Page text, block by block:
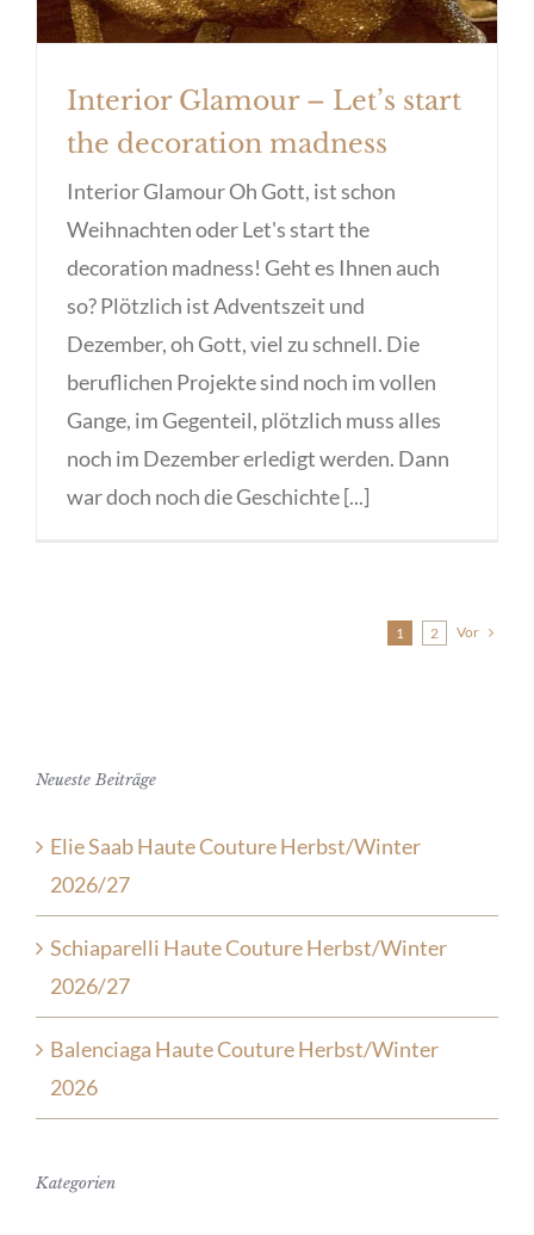
Interior Glamour – Let’s start
the decoration madness
Interior Glamour Oh Gott, ist schon
Weihnachten oder Let's start the
decoration madness! Geht es Ihnen auch
so? Plötzlich ist Adventszeit und
Dezember, oh Gott, viel zu schnell. Die
beruflichen Projekte sind noch im vollen
Gange, im Gegenteil, plötzlich muss alles
noch im Dezember erledigt werden. Dann
war doch noch die Geschichte [...]
1 2 Vor
Neueste Beiträge
Elie Saab Haute Couture Herbst/Winter
2026/27
Schiaparelli Haute Couture Herbst/Winter
2026/27
Balenciaga Haute Couture Herbst/Winter
2026
Kategorien